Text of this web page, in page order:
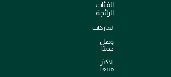
الفئات
الرائجة
الماركات
وصل
حديثاً
الأكثر
مبيعاً